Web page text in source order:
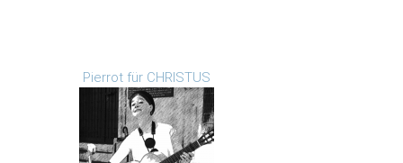
Pierrot für CHRISTUS